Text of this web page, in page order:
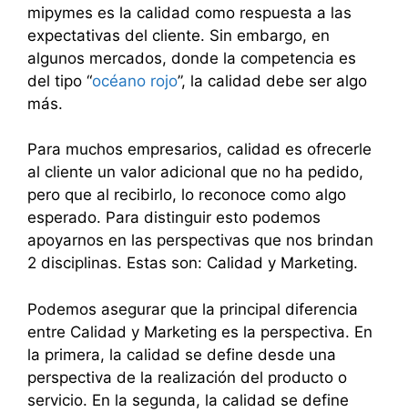
mipymes es la calidad como respuesta a las
expectativas del cliente. Sin embargo, en
algunos mercados, donde la competencia es
del tipo “océano rojo”, la calidad debe ser algo
más.
Para muchos empresarios, calidad es ofrecerle
al cliente un valor adicional que no ha pedido,
pero que al recibirlo, lo reconoce como algo
esperado. Para distinguir esto podemos
apoyarnos en las perspectivas que nos brindan
2 disciplinas. Estas son: Calidad y Marketing.
Podemos asegurar que la principal diferencia
entre Calidad y Marketing es la perspectiva. En
la primera, la calidad se define desde una
perspectiva de la realización del producto o
servicio. En la segunda, la calidad se define